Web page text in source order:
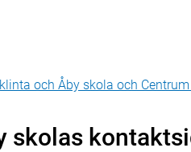
och Åby skola och
skolas